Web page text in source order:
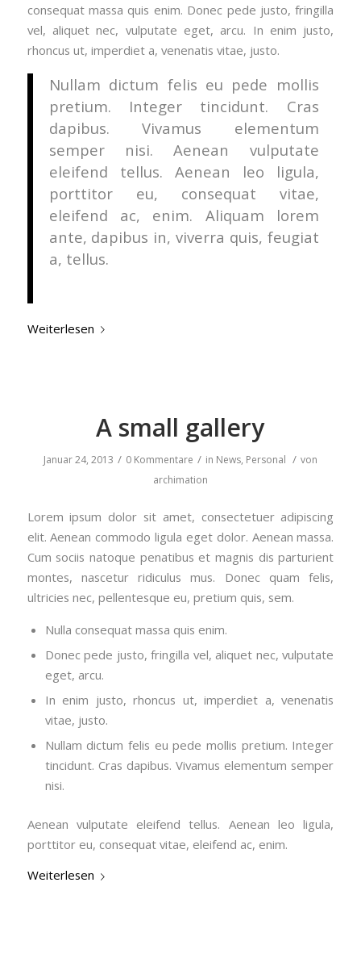
consequat massa quis enim. Donec pede justo, fringilla
vel, aliquet nec, vulputate eget, arcu. In enim justo,
rhoncus ut, imperdiet a, venenatis vitae, justo.
Nullam dictum felis eu pede mollis
pretium. Integer tincidunt. Cras
dapibus. Vivamus elementum
semper nisi. Aenean vulputate
eleifend tellus. Aenean leo ligula,
porttitor eu, consequat vitae,
eleifend ac, enim. Aliquam lorem
ante, dapibus in, viverra quis, feugiat
a, tellus.
Weiterlesen
A small gallery
Januar 24, 2013 / 0 Kommentare / in News, Personal / von
archimation
Lorem ipsum dolor sit amet, consectetuer adipiscing
elit. Aenean commodo ligula eget dolor. Aenean massa.
Cum sociis natoque penatibus et magnis dis parturient
montes, nascetur ridiculus mus. Donec quam felis,
ultricies nec, pellentesque eu, pretium quis, sem.
Nulla consequat massa quis enim.
Donec pede justo, fringilla vel, aliquet nec, vulputate
eget, arcu.
In enim justo, rhoncus ut, imperdiet a, venenatis
vitae, justo.
Nullam dictum felis eu pede mollis pretium. Integer
tincidunt. Cras dapibus. Vivamus elementum semper
nisi.
Aenean vulputate eleifend tellus. Aenean leo ligula,
porttitor eu, consequat vitae, eleifend ac, enim.
Weiterlesen